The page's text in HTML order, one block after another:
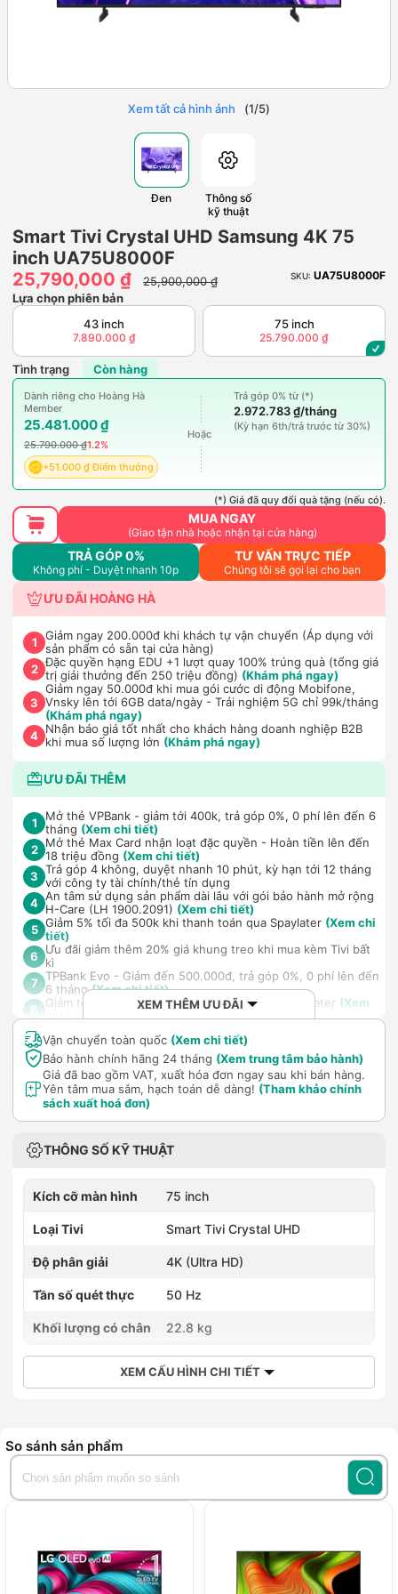
Xem tất cả hình ảnh (1/5)
Đen
Thông số
kỹ thuật
Smart Tivi Crystal UHD Samsung 4K 75
inch UA75U8000F
25,790,000 ₫
25,900,000 ₫ SKU: UA75U8000F
Lựa chọn phiên bản
43 inch
7.890.000 ₫
75 inch
25.790.000 ₫
Tình trạng Còn hàng
Dành riêng cho Hoàng Hà
Member
25.481.000 ₫
25.790.000 ₫1.2%
+51.000 ₫ Điểm thưởng
Hoặc
Trả góp 0% từ (*)
2.972.783 ₫/tháng
(Kỳ hạn 6th/trả trước từ 30%)
(*) Giá đã quy đổi quà tặng (nếu có).
MUA NGAY
(Giao tận nhà hoặc nhận tại cửa hàng)
TRẢ GÓP 0%
Không phí - Duyệt nhanh 10p
TƯ VẤN TRỰC TIẾP
Chúng tôi sẽ gọi lại cho bạn
ƯU ĐÃI HOÀNG HÀ
1
Giảm ngay 200.000đ khi khách tự vận chuyển (Áp dụng với
sản phẩm có sẵn tại cửa hàng)
2 Đặc quyền hạng EDU +1 lượt quay 100% trúng quà (tổng giá
trị giải thưởng đến 250 triệu đồng) (Khám phá ngay)
3
Giảm ngay 50.000đ khi mua gói cước di động Mobifone,
Vnsky lên tới 6GB data/ngày - Trải nghiệm 5G chỉ 99k/tháng
(Khám phá ngay)
4 Nhận báo giá tốt nhất cho khách hàng doanh nghiệp B2B
khi mua số lượng lớn (Khám phá ngay)
ƯU ĐÃI THÊM
1
Mở thẻ VPBank - giảm tới 400k, trả góp 0%, 0 phí lên đến 6
tháng (Xem chi tiết)
2 Mở thẻ Max Card nhận loạt đặc quyền - Hoàn tiền lên đến
18 triệu đồng (Xem chi tiết)
3 Trả góp 4 không, duyệt nhanh 10 phút, kỳ hạn tới 12 tháng
với công ty tài chính/thẻ tín dụng
4 An tâm sử dụng sản phẩm dài lâu với gói bảo hành mở rộng
H-Care (LH 1900.2091) (Xem chi tiết)
5 Giảm 5% tối đa 500k khi thanh toán qua Spaylater (Xem chi
tiết)
6
Ưu đãi giảm thêm 20% giá khung treo khi mua kèm Tivi bất
kì
7
TPBank Evo - Giảm đến 500.000đ, trả góp 0%, 0 phí lên đến
6 tháng(Xem chi tiết)
8
Giảm tới 500.000đ khi thanh toán qua Homepaylater (Xem
chi tiết)
XEM THÊM ƯU ĐÃI
Vận chuyển toàn quốc (Xem chi tiết)
Bảo hành chính hãng 24 tháng (Xem trung tâm bảo hành)
Giá đã bao gồm VAT, xuất hóa đơn ngay sau khi bán hàng.
Yên tâm mua sắm, hạch toán dễ dàng! (Tham khảo chính
sách xuất hoá đơn)
THÔNG SỐ KỸ THUẬT
Kích cỡ màn hình 75 inch
Loại Tivi Smart Tivi Crystal UHD
Độ phân giải 4K (Ultra HD)
Tần số quét thực 50 Hz
Khối lượng có chân 22.8 kg
XEM CẤU HÌNH CHI TIẾT
So sánh sản phẩm